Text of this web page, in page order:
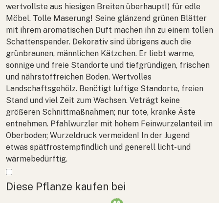
wertvollste aus hiesigen Breiten überhaupt!) für edle
Möbel. Tolle Maserung! Seine glänzend grünen Blätter
mit ihrem aromatischen Duft machen ihn zu einem tollen
Schattenspender. Dekorativ sind übrigens auch die
grünbraunen, männlichen Kätzchen. Er liebt warme,
sonnige und freie Standorte und tiefgründigen, frischen
und nährstoffreichen Boden. Wertvolles
Landschaftsgehölz. Benötigt luftige Standorte, freien
Stand und viel Zeit zum Wachsen. Veträgt keine
größeren Schnittmaßnahmen; nur tote, kranke Äste
entnehmen. Pfahlwurzler mit hohem Feinwurzelanteil im
Oberboden; Wurzeldruck vermeiden! In der Jugend
etwas spätfrostempfindlich und generell licht- und
wärmebedürftig.
Mehr anzeigen
Diese Pflanze kaufen bei